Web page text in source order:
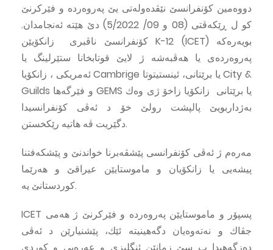
دووه‌مین كۆنفرانسێ نێڤده‌وله‌تى یێ په‌روه‌رده‌ و فێركرنێ
كو ل ڕێكه‌ڤتى (08 و 09/ 5/2022) دێ هێته‌ ئه‌نجامدان.
كۆنفرانسێ ناڤبرى زانكۆیێن K-12 (ICET) بویه‌ره‌كه‌
په‌روه‌رده‌ى یا هه‌ڤبه‌شه‌ ژ لایێ قوتابخانا ستێرلینگ یا
ئه‌مریكى ، زانكۆیا Cambrige یا برێتانى، ئینستیتوتا City &
Guilds و فێرگه‌ها GEMS یا برێتانى زانكۆیا زاخۆ ژى وه‌ك
به‌ژداربویێ پالپشت رولێ خۆ د ئه‌ڤى كۆنفرانسیدا
دگێریت ڤه‌ هاتیه‌ رێكخستن.
مه‌ره‌م ژ ئه‌ڤى كۆنفرانسى پێشڤه‌برنا خواندنێ و پێشكه‌فتنا
پیشه‌یى یا زانكۆیان و ماموستایێن عیراقێ و هه‌رێما
كوردستانێ یه‌.
ICET پسپۆر و ماموستایێن په‌روه‌رده‌ و فێركرنێ ژ هه‌مى
جڤاك و نه‌ته‌وه‌یان دگه‌هینیته‌ ئێك، پێشنیارێن د ئه‌ڤى
ده‌زگه‌هیدا ب سێ زمانێن ئنگلیزى و عه‌ره‌بى و كوردى